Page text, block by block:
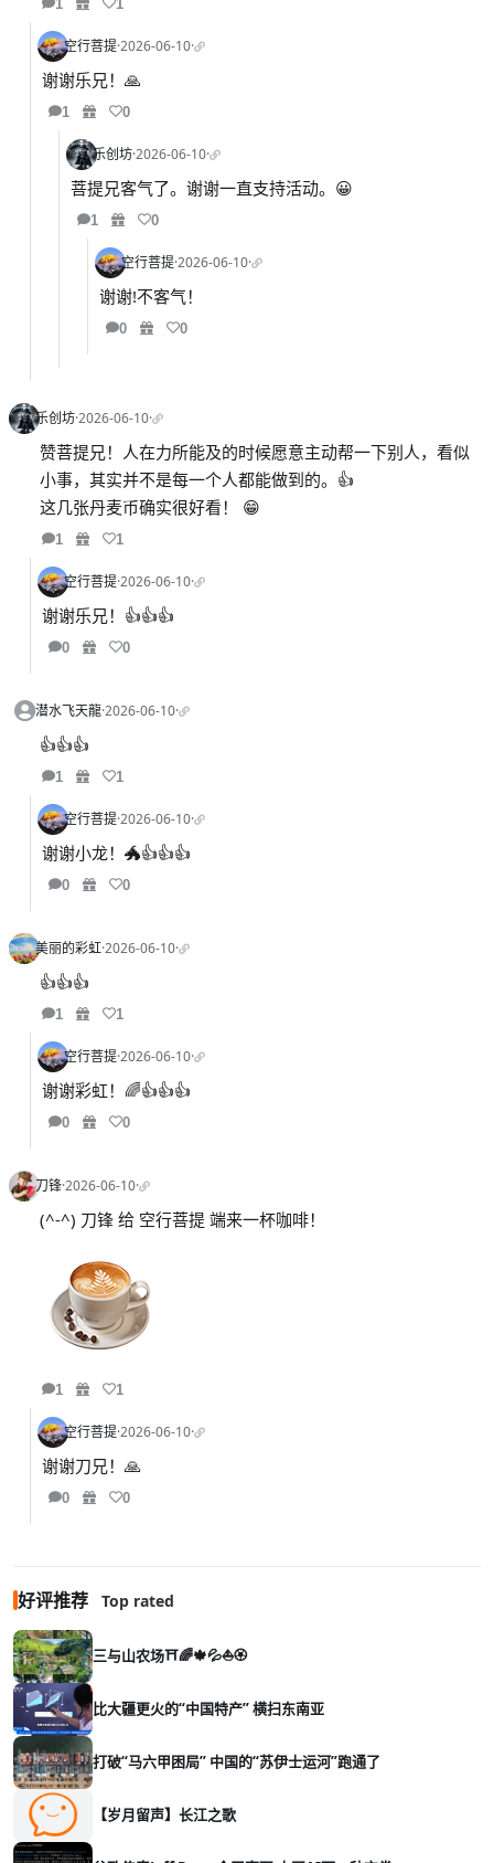
1 1
空行菩提·2026-06-10·
谢谢乐兄！🙏
1 0
乐创坊·2026-06-10·
菩提兄客气了。谢谢一直支持活动。😀
1 0
空行菩提·2026-06-10·
谢谢!不客气！
0 0
乐创坊·2026-06-10·
赞菩提兄！人在力所能及的时候愿意主动帮一下别人，看似
小事，其实并不是每一个人都能做到的。👍
这几张丹麦币确实很好看！ 😁
1 1
空行菩提·2026-06-10·
谢谢乐兄！👍👍👍
0 0
潜水飞天龍·2026-06-10·
👍👍👍
1 1
空行菩提·2026-06-10·
谢谢小龙！🐲👍👍👍
0 0
美丽的彩虹·2026-06-10·
👍👍👍
1 1
空行菩提·2026-06-10·
谢谢彩虹！🌈👍👍👍
0 0
刀锋·2026-06-10·
(^-^) 刀锋 给 空行菩提 端来一杯咖啡！
1 1
空行菩提·2026-06-10·
谢谢刀兄！🙏
0 0
好评推荐 Top rated
三与山农场⛩️🌈🍁💦⛵🏵️
比大疆更火的“中国特产” 横扫东南亚
打破“马六甲困局” 中国的“苏伊士运河”跑通了
【岁月留声】长江之歌